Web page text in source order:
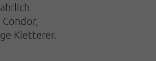
Kletterer.